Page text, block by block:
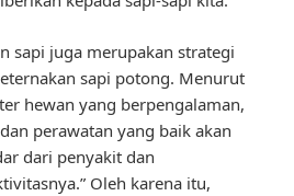
sapi juga merupakan strategi
sapi potong. Menurut
hewan yang berpengalaman,
perawatan yang baik akan
dari penyakit dan
Oleh karena itu,